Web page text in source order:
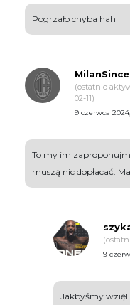
Pogrzało chyba hah
(ostatnio
02-11)
9 czerwca
To my im
muszą nic dopłacać.
9
Jakbyśmy